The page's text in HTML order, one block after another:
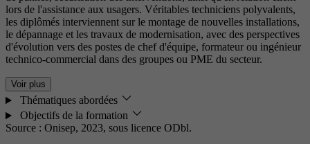
lors de l'assistance aux usagers. Véritables techniciens polyvalents,
les diplômés interviennent sur le montage de nouvelles installations,
le dépannage et les travaux de modernisation, avec des perspectives
d'évolution vers des postes de chef d'équipe, formateur ou ingénieur
technico-commercial dans des groupes ou PME du secteur.
Voir plus
Thématiques abordées
Objectifs de la formation
Source : Onisep, 2023, sous licence ODbl.